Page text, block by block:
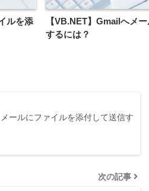
ルを添
【VB.NET】Gmailへメ
するには？
メールにファイルを添付して送信す
次の記事